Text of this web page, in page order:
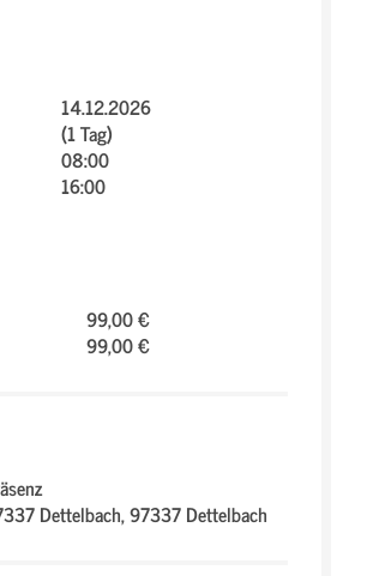
14.12.2026
(1 Tag)
08:00
16:00
99,00 €
99,00 €
Dettelbach,97337 Dettelbach